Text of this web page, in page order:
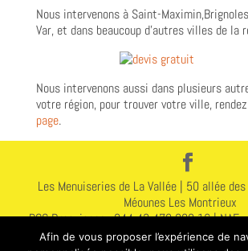
Nous intervenons à Saint-
Var, et dans beaucoup d’autres villes de la
Nous intervenons aussi dans plusieurs
votre région, pour trouver votre ville,
page.
Les Menuiseries de La Vallée | 50 allée
Méounes Les Montrieux
RCS Draguignan : 844 43 478 000 16 | NAF :
578 444 314 78
Afin de vous proposer l’expérience de